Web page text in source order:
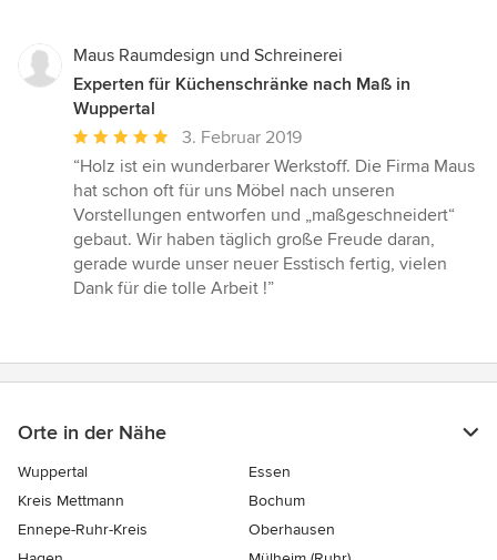
Maus Raumdesign und Schreinerei
Experten für Küchenschränke nach Maß in
Wuppertal
Durchschnittliche
Bewertung:
5
von
5
Sternen
3. Februar 2019
“Holz ist ein wunderbarer Werkstoff. Die Firma Maus
hat schon oft für uns Möbel nach unseren
Vorstellungen entworfen und „maßgeschneidert“
gebaut. Wir haben täglich große Freude daran,
gerade wurde unser neuer Esstisch fertig, vielen
Dank für die tolle Arbeit !”
Orte in der Nähe
Wuppertal
Essen
Kreis Mettmann
Bochum
Ennepe-Ruhr-Kreis
Oberhausen